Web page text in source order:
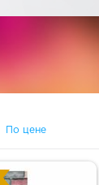
По цене